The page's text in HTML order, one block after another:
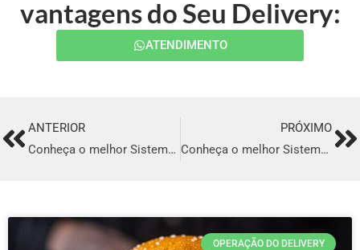
vantagens do Seu Delivery:
ATENDIMENTO
PrevANTERIOR
Conheça o melhor Sistema para Delivery em Poços de Caldas
PRÓXIMO
Conheça o melhor Sistema para Delivery em Araguaína
OPERAÇÃO DO DELIVERY